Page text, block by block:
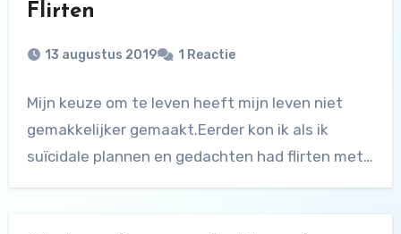
Flirten
13 augustus 2019 1 Reactie
Mijn keuze om te leven heeft mijn leven niet
gemakkelijker gemaakt.Eerder kon ik als ik
suïcidale plannen en gedachten had flirten met…